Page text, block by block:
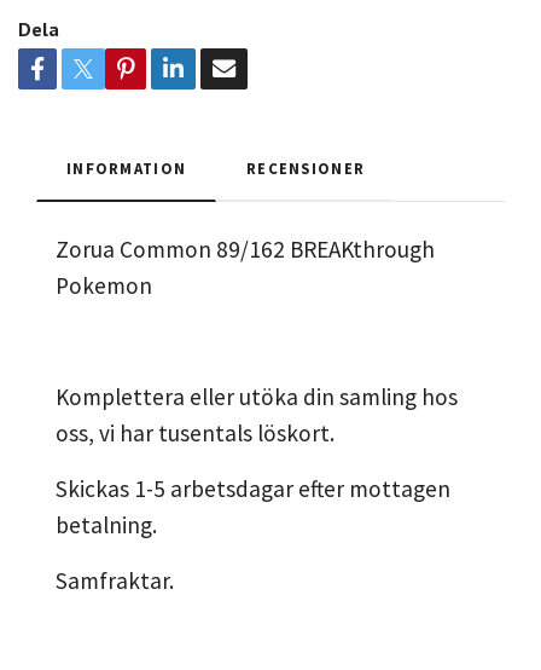
Dela
INFORMATION RECENSIONER
Zorua Common 89/162 BREAKthrough
Pokemon
Komplettera eller utöka din samling hos
oss, vi har tusentals löskort.
Skickas 1-5 arbetsdagar efter mottagen
betalning.
Samfraktar.